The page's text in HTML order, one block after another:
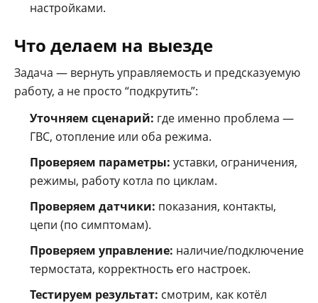
настройками.
Что делаем на выезде
Задача — вернуть управляемость и предсказуемую
работу, а не просто “подкрутить”:
Уточняем сценарий: где именно проблема —
ГВС, отопление или оба режима.
Проверяем параметры: уставки, ограничения,
режимы, работу котла по циклам.
Проверяем датчики: показания, контакты,
цепи (по симптомам).
Проверяем управление: наличие/подключение
термостата, корректность его настроек.
Тестируем результат: смотрим, как котёл